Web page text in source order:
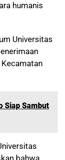
humanis
Universitas
Siap Sambut